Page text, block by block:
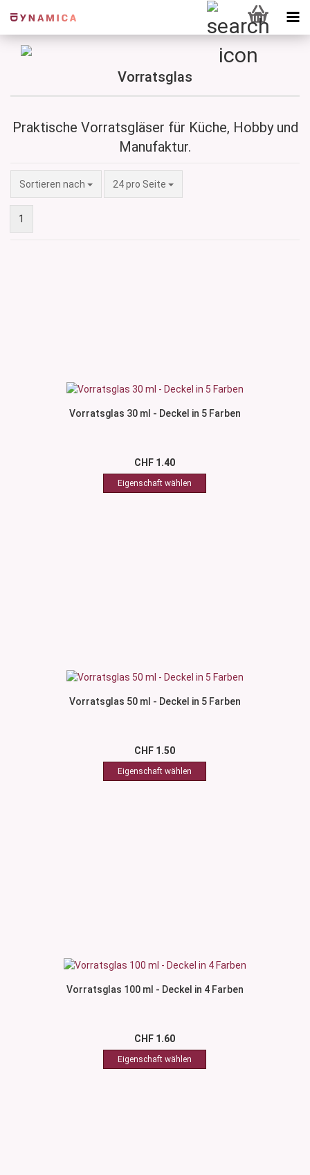
Vorratsglas
Praktische Vorratsgläser für Küche, Hobby und
Manufaktur.
Sortieren nach
Sortieren nach 24 pro Seite
pro Seite
1
Vorratsglas 30 ml - Deckel in 5 Farben
CHF 1.40
Vorratsglas 50 ml - Deckel in 5 Farben
CHF 1.50
Vorratsglas 100 ml - Deckel in 4 Farben
CHF 1.60